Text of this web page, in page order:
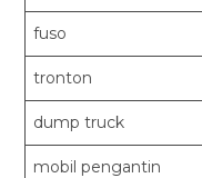
fuso
tronton
dump truck
mobil pengantin